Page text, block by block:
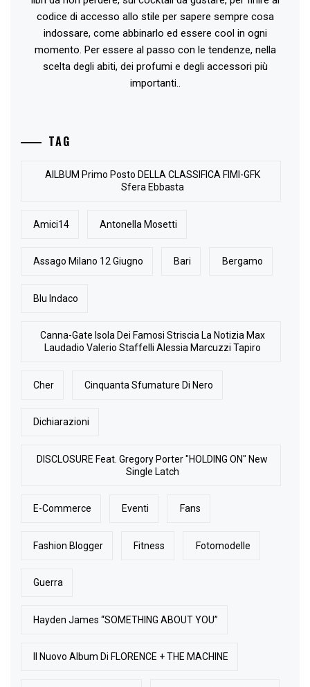
codice di accesso allo stile per sapere sempre cosa
indossare, come abbinarlo ed essere cool in ogni
momento. Per essere al passo con le tendenze, nella
scelta degli abiti, dei profumi e degli accessori più
importanti..
TAG
AlLBUM Primo Posto DELLA CLASSIFICA FIMI-GFK
Sfera Ebbasta
Amici14 Antonella Mosetti
Assago Milano 12 Giugno Bari Bergamo
Blu Indaco
Canna-Gate Isola Dei Famosi Striscia La Notizia Max
Laudadio Valerio Staffelli Alessia Marcuzzi Tapiro
Cher Cinquanta Sfumature Di Nero
Dichiarazioni
DISCLOSURE Feat. Gregory Porter "HOLDING ON" New
Single Latch
E-Commerce Eventi Fans
Fashion Blogger Fitness Fotomodelle
Guerra
Hayden James “SOMETHING ABOUT YOU”
Il Nuovo Album Di FLORENCE + THE MACHINE